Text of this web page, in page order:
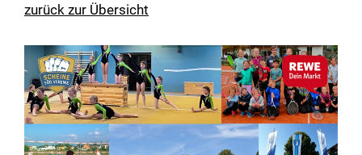
zurück zur Übersicht